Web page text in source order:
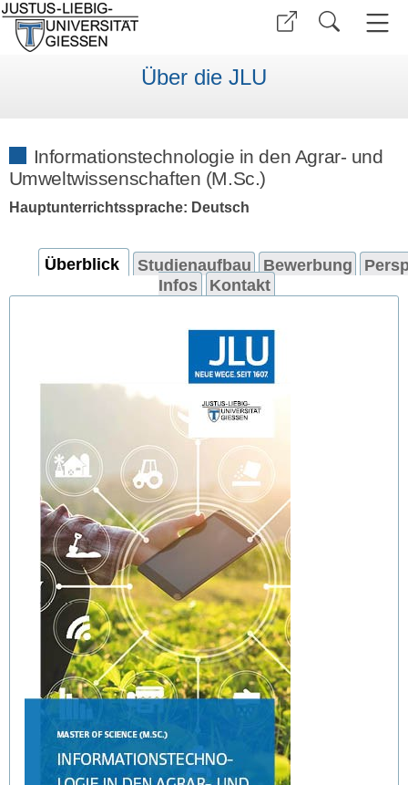
Über die JLU
Informationstechnologie in den Agrar- und
Umweltwissenschaften (M.Sc.)
Hauptunterrichtssprache: Deutsch
Überblick Studienaufbau Bewerbung
Infos
Kontakt